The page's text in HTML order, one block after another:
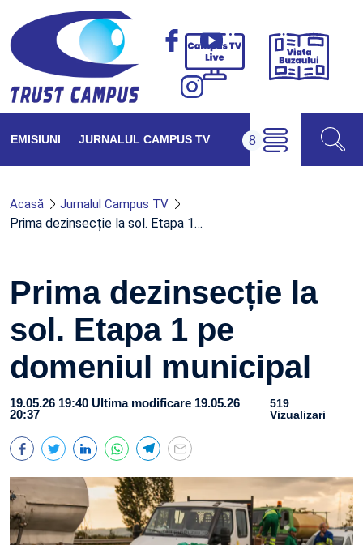
Campus
Viața
EMISIUNI JURNALUL CAMPUS TV
Acasă Jurnalul Campus TV
Prima dezinsecție la sol. Etapa 1…
Prima dezinsecție la
sol. Etapa 1 pe
domeniul municipal
19.05.26 19:40 Ultima modificare 19.05.26
20:37
519
Vizualizari